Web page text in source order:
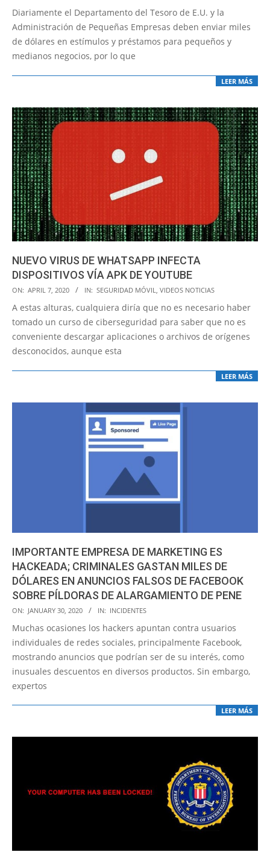
04-
23
Diariamente el Departamento del Tesoro de E.U. y la
Administración de Pequeñas Empresas deben enviar miles
de dólares en estímulos y préstamos para pequeños y
medianos negocios, por lo que
LEER MÁS
NUEVO VIRUS DE WHATSAPP INFECTA
DISPOSITIVOS VÍA APK DE YOUTUBE
2020-
04-
07
ON: APRIL 7, 2020 IN: SEGURIDAD MÓVIL, VIDEOS NOTICIAS
A estas alturas, cualquiera diría que no es necesario haber
tomado un curso de ciberseguridad para saber que no es
conveniente descargar aplicaciones o archivos de orígenes
desconocidos, aunque esta
LEER MÁS
IMPORTANTE EMPRESA DE MARKETING ES
HACKEADA; CRIMINALES GASTAN MILES DE
DÓLARES EN ANUNCIOS FALSOS DE FACEBOOK
SOBRE PÍLDORAS DE ALARGAMIENTO DE PENE
2020-
01-
30
ON: JANUARY 30, 2020 IN: INCIDENTES
Muchas ocasiones los hackers apuntan contra usuarios
individuales de redes sociales, principalmente Facebook,
mostrando anuncios que podrían ser de su interés, como
inusuales descuentos en diversos productos. Sin embargo,
expertos
LEER MÁS